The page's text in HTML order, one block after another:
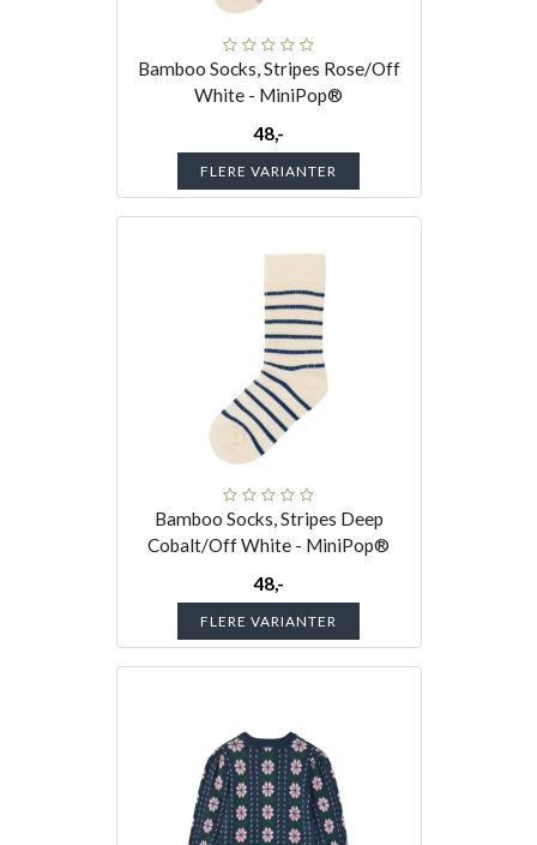
Bamboo Socks, Stripes Rose/Off
White - MiniPop®
48,-
FLERE VARIANTER
Bamboo Socks, Stripes Deep
Cobalt/Off White - MiniPop®
48,-
FLERE VARIANTER